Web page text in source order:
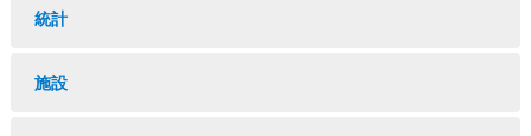
統計
施設